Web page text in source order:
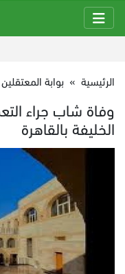
الرئيسية » بوابة المعتقلين
وفاة شاب جراء
الخليفة بالقاهرة